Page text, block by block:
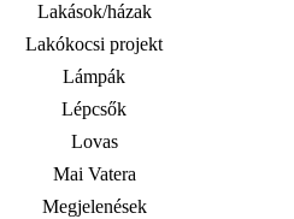
Lakások/házak
Lakókocsi projekt
Lámpák
Lépcsők
Lovas
Mai Vatera
Megjelenések